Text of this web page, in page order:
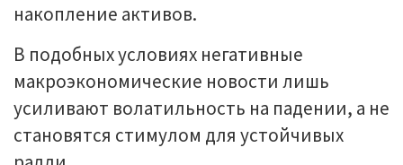
накопление активов.
В подобных условиях негативные
макроэкономические новости лишь
усиливают волатильность на падении, а не
становятся стимулом для устойчивых